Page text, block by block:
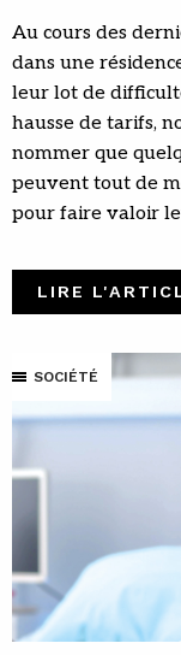
Au cours des
dans une
leur lot de
hausse de tarifs,
nommer que
peuvent tout de
pour faire valoir
LIRE
SOCIÉTÉ